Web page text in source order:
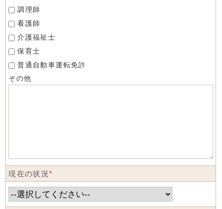
調理師
看護師
介護福祉士
保育士
普通自動車運転免許
その他
現在の状況*